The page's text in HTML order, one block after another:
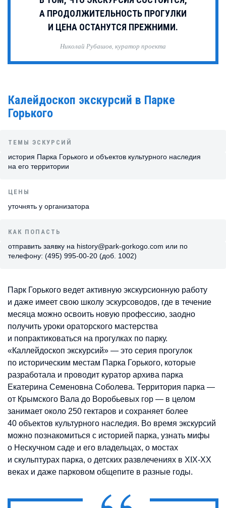
А ПРОДОЛЖИТЕЛЬНОСТЬ ПРОГУЛКИ
И ЦЕНА ОСТАНУТСЯ ПРЕЖНИМИ.
Николай Рубашов, куратор проекта
Калейдоскоп экскурсий в Парке
Горького
ТЕМЫ ЭСКУРСИЙ
история Парка Горького и объектов культурного наследия
на его территории
ЦЕНЫ
уточнять у организатора
КАК ПОПАСТЬ
отправить заявку на history@park-gorkogo.com или по
телефону: (495) 995-00-20 (доб. 1002)
Парк Горького ведет активную экскурсионную работу
и даже имеет свою школу эскурсоводов, где в течение
месяца можно освоить новую профессию, заодно
получить уроки ораторского мастерства
и попрактиковаться на прогулках по парку.
«Каллейдоскоп экскурсий» — это серия прогулок
по историческим местам Парка Горького, которые
разработала и проводит куратор архива парка
Екатерина Семеновна Соболева. Территория парка —
от Крымского Вала до Воробьевых гор — в целом
занимает около 250 гектаров и сохраняет более
40 объектов культурного наследия. Во время экскурсий
можно познакомиться с историей парка, узнать мифы
о Нескучном саде и его владельцах, о мостах
и скульптурах парка, о детских развлечениях в XIX-XX
веках и даже парковом общепите в разные годы.